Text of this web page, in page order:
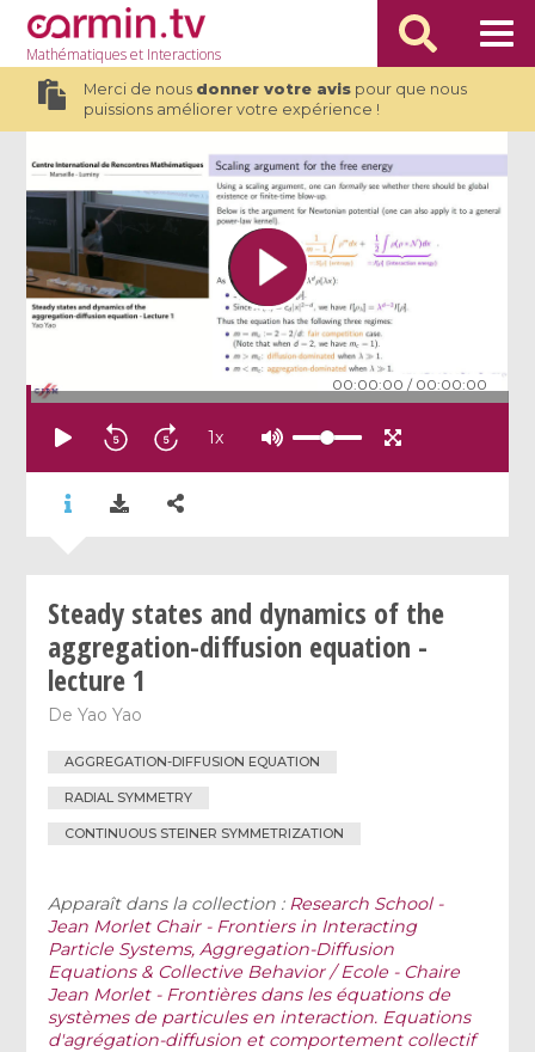
Mathématiqueset Interactions
Merci de nous donner votre avispour que nous
puissions améliorer votre expérience !
00:00:00 / 00:00:00
1x
Steady states and dynamics of the
aggregation-diffusion equation -
lecture 1
DeYao Yao
AGGREGATION-DIFFUSION EQUATION
RADIAL SYMMETRY
CONTINUOUS STEINER SYMMETRIZATION
Apparaît dans la collection : Research School -
Jean Morlet Chair - Frontiers in Interacting
Particle Systems, Aggregation-Diffusion
Equations & Collective Behavior / Ecole - Chaire
Jean Morlet - Frontières dans les équations de
systèmes de particules en interaction. Equations
d'agrégation-diffusion et comportement collectif